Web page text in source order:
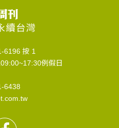
6196 按 1
例假日
6438